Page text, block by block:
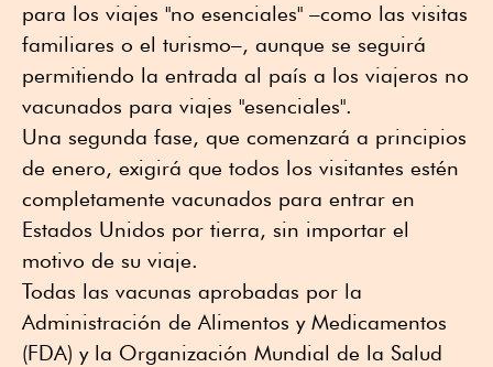
para los viajes "no esenciales" –como las visitas
familiares o el turismo–, aunque se seguirá
permitiendo la entrada al país a los viajeros no
vacunados para viajes "esenciales".
Una segunda fase, que comenzará a principios
de enero, exigirá que todos los visitantes estén
completamente vacunados para entrar en
Estados Unidos por tierra, sin importar el
motivo de su viaje.
Todas las vacunas aprobadas por la
Administración de Alimentos y Medicamentos
(FDA) y la Organización Mundial de la Salud